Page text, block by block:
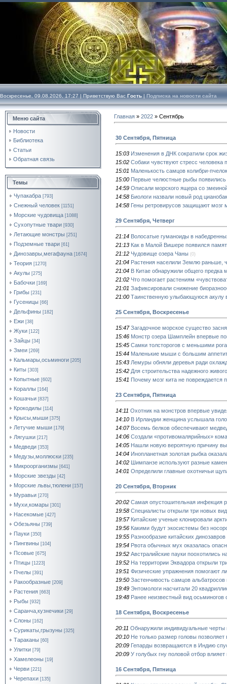
Воскресенье, 09.08.2026, 17:27 | Приветствую Вас Гость | Подписка на новости сайта
Меню сайта
Новости
Библиотека
Статьи
Обратная связь
Темы
Чупакабра [793]
Снежный человек [1151]
Морские чудовища [1088]
Сухопутные твари [930]
Летающие монстры [251]
Подземные твари [61]
Динозавры,мегафауна [1674]
Теория [1270]
Акулы [275]
Бабочки [169]
Грибы [231]
Гусеницы [66]
Дельфины [182]
Ежи [38]
Жуки [122]
Зайцы [34]
Змеи [269]
Кальмары,осьминоги [205]
Киты [303]
Копытные [602]
Кораллы [164]
Кошачьи [837]
Крокодилы [114]
Крысы,мыши [375]
Летучие мыши [179]
Лягушки [217]
Медведи [353]
Медузы,моллюски [235]
Микроорганизмы [641]
Морские звезды [42]
Морские львы,тюлени [157]
Муравьи [270]
Мухи,комары [301]
Насекомые [427]
Обезьяны [739]
Пауки [350]
Пингвины [104]
Псовые [675]
Птицы [1223]
Пчелы [391]
Ракообразные [209]
Растения [663]
Рыбы [932]
Саранча,кузнечики [29]
Слоны [162]
Сурикаты,грызуны [325]
Тараканы [60]
Улитки [79]
Хамелеоны [19]
Черви [221]
Черепахи [135]
Главная » 2022 » Сентябрь
30 Сентября, Пятница
15:03 Изменения в ДНК сократили срок
15:02 Собаки чувствуют стресс человека
15:01 Маленькость самцов колибри-
15:00 Первые челюстные рыбы
14:59 Описали морского ящера со
14:58 Биологи назвали новый род
14:58 Гены ретровирусов защищают мозг
29 Сентября, Четверг
21:14 Волосатые гуманоиды в
21:13 Как в Малой Вишере появился
21:12 Чудовище озера Чаны (0)
21:04 Растения населили Землю раньше,
21:04 В Китае обнаружили общего предка
21:02 Что помогает растениям
21:01 Зафиксировали снижение
21:00 Таинственную улыбающуюся акулу
25 Сентября, Воскресенье
15:47 Загадочное морское существо
15:46 Монстр озера Шамплейн впервые
15:45 Самки толсторогов с меньшими
15:44 Маленькие мыши с большим
15:43 Лемуры обняли деревья ради
15:42 Для строительства надежного
15:41 Почему мозг кита не повреждается
23 Сентября, Пятница
14:11 Охотник на монстров впервые
14:10 В Ирландии женщина услышала
14:07 Восемь белков обеспечивают
14:06 Создали «противомалярийных»
14:05 Нашли новую вероятную причину
14:04 Инопланетная золотая рыбка
14:02 Шимпанзе используют разные
14:01 Определили главные охотничьи
20 Сентября, Вторник
20:02 Самая опустошительная инфекция
19:58 Специалисты открыли три новых
19:57 Китайские ученые клонировали
19:56 Какими будут экосистемы без
19:55 Разнообразие китайских
19:54 Рвота обычных мух оказалась
19:52 Австралийские пауки поохотились
19:52 На территории Эквадора открыли
19:51 Физические упражнения помогают
19:50 Застенчивость самцов
19:49 Энтомологи насчитали 20
19:48 Ранее неизвестный вид осьминогов
18 Сентября, Воскресенье
20:11 Обнаружили индивидуальные черты
20:10 Не только размер головы позволяет
20:09 Гепарды возвращаются в Индию
20:09 У голубых гну половой отбор
16 Сентября, Пятница